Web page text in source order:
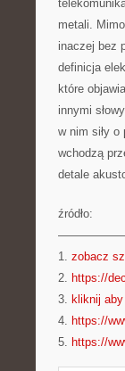
metali.
inaczej bez
definicja
które
innymi
w nim siły o
wchodzą
detale
źródło:
1. zobacz
2. https://
3. kliknij
4. https://
5. https://